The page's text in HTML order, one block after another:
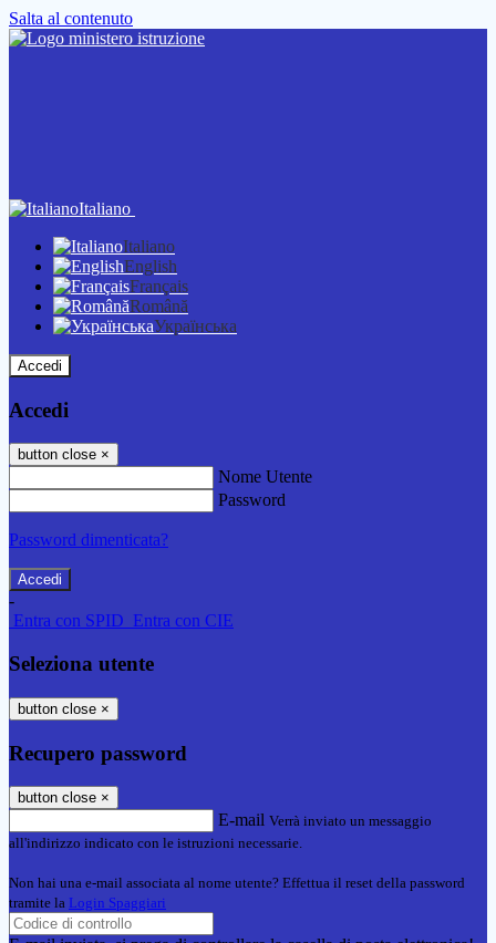
Salta al contenuto
Italiano
Italiano
English
Français
Română
Українська
Accedi
Accedi
button close ×
Nome Utente
Password
Password dimenticata?
-
Entra con SPID Entra con CIE
Seleziona utente
button close ×
Recupero password
button close ×
E-mail Verrà inviato un messaggio
all'indirizzo indicato con le istruzioni necessarie.
Non hai una e-mail associata al nome utente? Effettua il reset della password
tramite la Login Spaggiari